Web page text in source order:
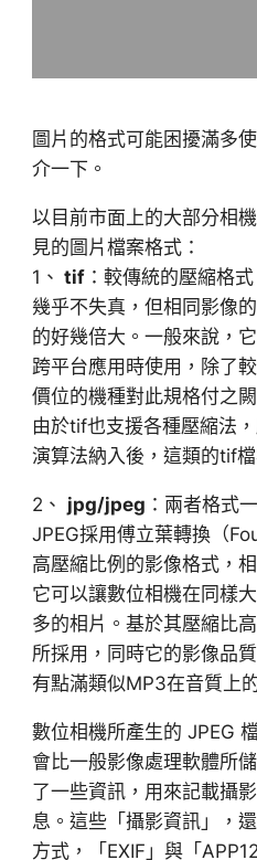
圖片的格式可能困擾滿多
介一下。
以目前市面上的大部分相
見的圖片檔案格式：
1、 tif：較傳統的壓縮格
幾乎不失真，但相同影像
的好幾倍大。一般來說，
跨平台應用時使用，除了
價位的機種對此規格付之闕
由於tif也支援各種壓縮法
演算法納入後，這類的tif
2、 jpg/jpeg ：兩者格式
JPEG採用傅立葉轉換（
高壓縮比例的影像格式，
它可以讓數位相機在同樣
多的相片。基於其壓縮比
所採用，同時它的影像品
有點滿類似MP3在音質上
數位相機所產生的 JPEG
會比一般影像處理軟體所
了一些資訊，用來記載攝
息。這些「攝影資訊」，
方式，「EXIF」與「